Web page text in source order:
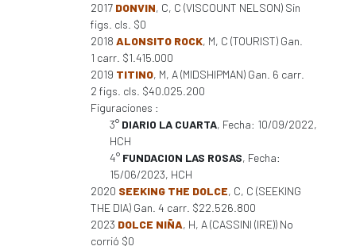
2017 DONVIN, C, C (VISCOUNT NELSON) Sin
figs. cls. $0
2018 ALONSITO ROCK, M, C (TOURIST) Gan.
1 carr. $1.415.000
2019 TITINO, M, A (MIDSHIPMAN) Gan. 6 carr.
2 figs. cls. $40.025.200
Figuraciones :
3° DIARIO LA CUARTA, Fecha: 10/09/2022,
HCH
4° FUNDACION LAS ROSAS, Fecha:
15/06/2023, HCH
2020 SEEKING THE DOLCE, C, C (SEEKING
THE DIA) Gan. 4 carr. $22.526.800
2023 DOLCE NIÑA, H, A (CASSINI (IRE)) No
corrió $0